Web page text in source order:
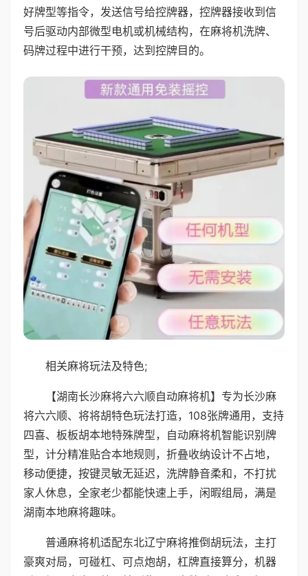
好牌型等指令，发送信号给控牌器，控牌器接收到信
号后驱动内部微型电机或机械结构，在麻将机洗牌、
码牌过程中进行干预，达到控牌目的。
相关麻将玩法及特色;
【湖南长沙麻将六六顺自动麻将机】专为长沙麻
将六六顺、将将胡特色玩法打造，108张牌通用，支持
四喜、板板胡本地特殊牌型，自动麻将机智能识别牌
型，计分精准贴合本地规则，折叠收纳设计不占地，
移动便捷，按键灵敏无延迟，洗牌静音柔和，不打扰
家人休息，全家老少都能快速上手，闲暇组局，满是
湖南本地麻将趣味。
普通麻将机适配东北辽宁麻将推倒胡玩法，主打
豪爽对局，可碰杠、可点炮胡，杠牌直接算分，机器